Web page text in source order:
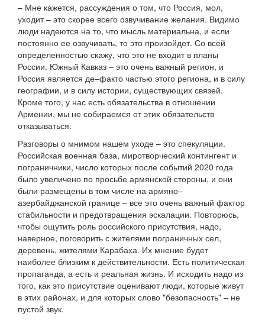
– Мне кажется, рассуждения о том, что Россия, мол,
уходит – это скорее всего озвучивание желания. Видимо
люди надеются на то, что мысль материальна, и если
постоянно ее озвучивать, то это произойдет. Со всей
определенностью скажу, что это не входит в планы
России. Южный Кавказ – это очень важный регион, и
Россия является де–факто частью этого региона, и в силу
географии, и в силу истории, существующих связей.
Кроме того, у нас есть обязательства в отношении
Армении, мы не собираемся от этих обязательств
отказываться.
Разговоры о мнимом нашем уходе – это спекуляции.
Российская военная база, миротворческий контингент и
пограничники, число которых после событий 2020 года
было увеличено по просьбе армянской стороны, и они
были размещены в том числе на армяно–
азербайджанской границе – все это очень важный фактор
стабильности и предотвращения эскалации. Повторюсь,
чтобы ощутить роль российского присутствия, надо,
наверное, поговорить с жителями пограничных сел,
деревень, жителями Карабаха. Их мнение будет
наиболее близким к действительности. Есть политическая
пропаганда, а есть и реальная жизнь. И исходить надо из
того, как это присутствие оценивают люди, которые живут
в этих районах, и для которых слово "безопасность" – не
пустой звук.